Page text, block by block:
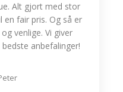
Alt gjort med stor
en fair pris. Og så er
venlige. Vi giver
anbefalinger!